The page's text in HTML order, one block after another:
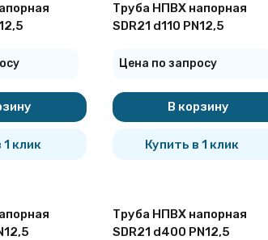
1 клик
Труба НПВХ напорная
SDR21 d110 PN12,5
Цена по запросу
В корзину
Купить в 1 клик
Труба НПВХ напорная
SDR21 d400 PN12,5